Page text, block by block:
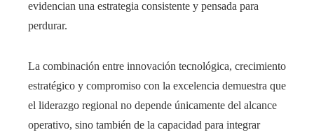
evidencian una estrategia consistente y pensada para
perdurar.
La combinación entre innovación tecnológica, crecimiento
estratégico y compromiso con la excelencia demuestra que
el liderazgo regional no depende únicamente del alcance
operativo, sino también de la capacidad para integrar